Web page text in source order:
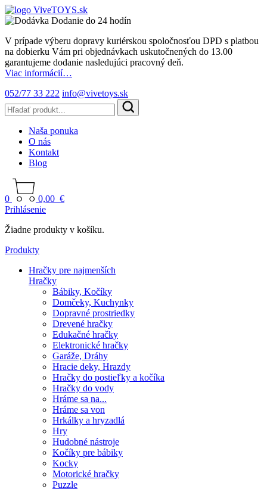
Dodanie do 24 hodín
V prípade výberu dopravy kuriérskou spoločnosťou DPD s platbou
na dobierku Vám pri objednávkach uskutočnených do 13.00
garantujeme dodanie nasledujúci pracovný deň.
Viac informácií…
052/77 33 222 info@vivetoys.sk
Naša ponuka
O nás
Kontakt
Blog
0 0,00 €
Prihlásenie
Žiadne produkty v košíku.
Produkty
Hračky pre najmenších
Hračky
Bábiky, Kočíky
Domčeky, Kuchynky
Dopravné prostriedky
Drevené hračky
Edukačné hračky
Elektronické hračky
Garáže, Dráhy
Hracie deky, Hrazdy
Hračky do postieľky a kočíka
Hračky do vody
Hráme sa na...
Hráme sa von
Hrkálky a hryzadlá
Hry
Hudobné nástroje
Kočíky pre bábiky
Kocky
Motorické hračky
Puzzle